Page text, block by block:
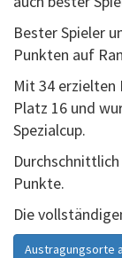
Bester Spieler
Punkten auf
Mit 34 erzielten
Platz 16 und
Spezialcup.
Punkte.
Die
Austragungsorte